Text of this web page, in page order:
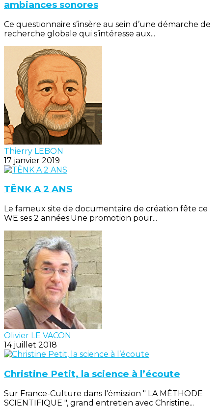
ambiances sonores
Ce questionnaire s’insère au sein d’une démarche de
recherche globale qui s’intéresse aux...
Thierry LEBON
17 janvier 2019
TËNK A 2 ANS
Le fameux site de documentaire de création fête ce
WE ses 2 années.Une promotion pour...
Olivier LE VACON
14 juillet 2018
Christine Petit, la science à l’écoute
Sur France-Culture dans l'émission " LA MÉTHODE
SCIENTIFIQUE ", grand entretien avec Christine...